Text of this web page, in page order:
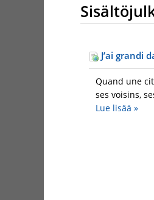
J’ai grandi
Quand une
ses voisins,
Lue lisää »